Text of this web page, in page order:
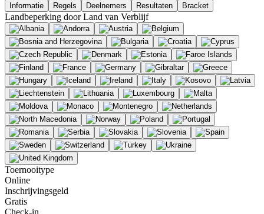
Informatie Regels Deelnemers Resultaten Bracket
Landbeperking door Land van Verblijf
Toernooitype
Online
Inschrijvingsgeld
Gratis
Check-in